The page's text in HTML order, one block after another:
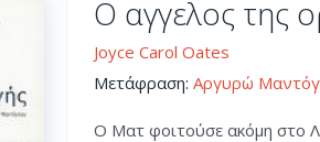
Ο αγγελος της
Joyce Carol Oates
Μετάφραση: Αργυρώ
O Ματ φοιτούσε ακόμη στο